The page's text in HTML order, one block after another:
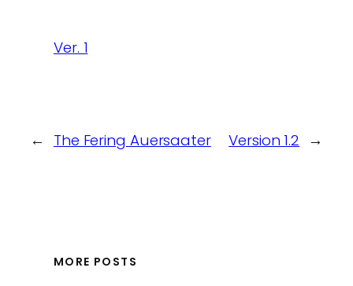
Ver. 1
← The Fering Auersaater Version 1.2 →
MORE POSTS